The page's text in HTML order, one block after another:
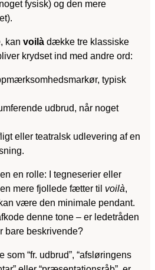
fysisk) og den mere
kan voilà dække tre klassiske
krydset ind med andre ord:
typisk
udbrud, når noget
eller teatralsk udlevering af en
en rolle: I tegneserier eller
mere fjollede fætter til voilà,
være den minimale pendant.
denne tone – er ledetråden
bare beskrivende?
som “fr. udbrud”, “afsløringens